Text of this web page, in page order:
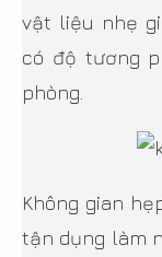
vật liệu nhẹ
có độ tương
phòng.
Không gian
tận dụng làm